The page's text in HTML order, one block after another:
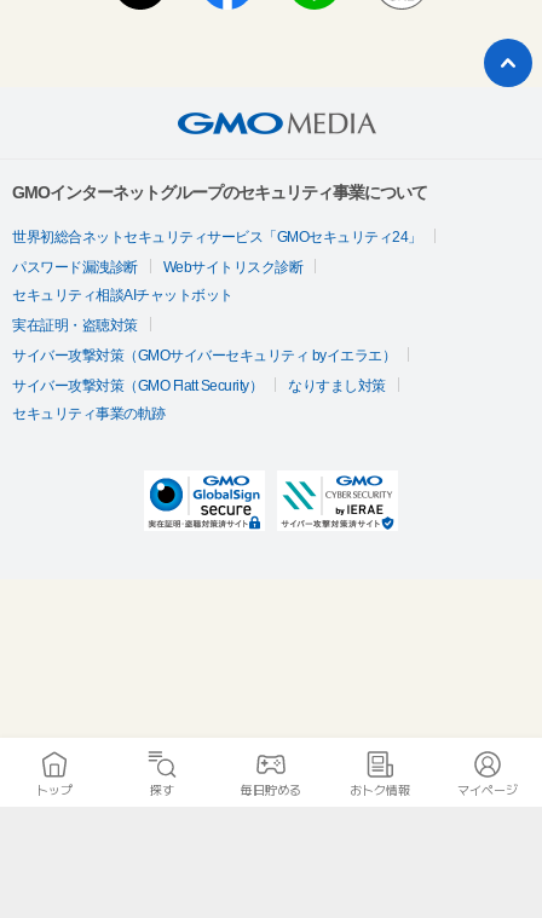
GMOインターネットグループのセキュリティ事業について
世界初総合ネットセキュリティサービス「GMOセキュリティ24」
パスワード漏洩診断
Webサイトリスク診断
セキュリティ相談AIチャットボット
実在証明・盗聴対策
サイバー攻撃対策（GMOサイバーセキュリティ byイエラエ）
サイバー攻撃対策（GMO Flatt Security）
なりすまし対策
セキュリティ事業の軌跡
トップ 探す 毎日貯める おトク情報 マイページ